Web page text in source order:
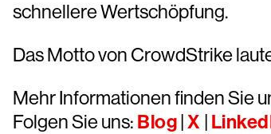
schnellere Wertschöpfung.
Das Motto von CrowdStrike
Mehr Informationen finden Sie
Folgen Sie uns: Blog X